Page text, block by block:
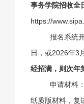
事务学院招收全
https://
报名系统
日，或2026年3
经招满，则次年
申请材料
纸质版材料，复